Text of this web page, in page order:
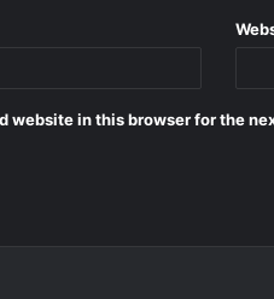
website in this browser for the